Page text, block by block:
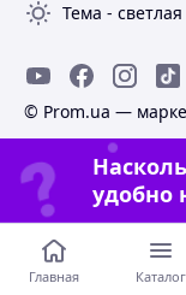
Тема - светлая
© Prom.ua —
удобно
Главная Каталог